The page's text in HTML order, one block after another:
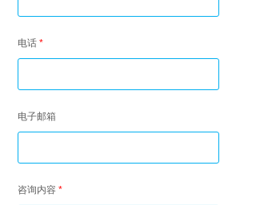
电话 *
电子邮箱
咨询内容 *